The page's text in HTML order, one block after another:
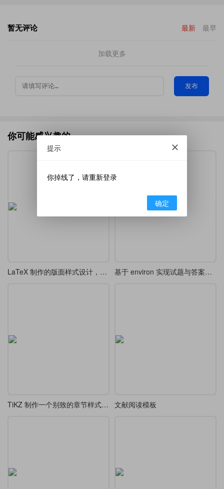
暂无评论 最新 最早
加载更多
发布
你可能感兴趣的
LaTeX 制作的版面样式设计，漂亮的 tcolorbox 盒子 基于 environ 实现试题与答案分离
TiKZ 制作一个别致的章节样式 chap 7 文献阅读模板
提示
你掉线了，请重新登录
确定